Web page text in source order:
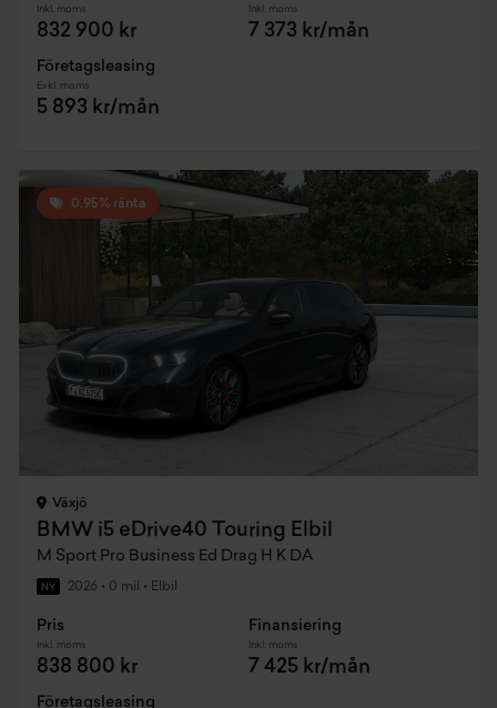
Inkl. moms
832 900 kr
Inkl. moms
7 373 kr/mån
Företagsleasing
Exkl. moms
5 893 kr/mån
0,95% ränta
Växjö
BMW i5 eDrive40 Touring Elbil
M Sport Pro Business Ed Drag H K DA
NY 2026 • 0 mil • Elbil
Pris
Inkl. moms
838 800 kr
Finansiering
Inkl. moms
7 425 kr/mån
Företagsleasing